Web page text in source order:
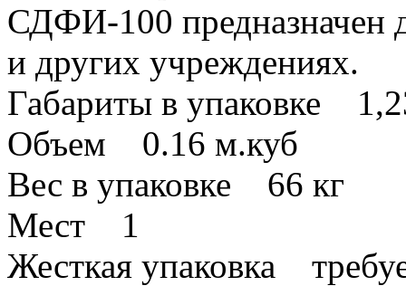
СДФИ-100 предназначен
и других учреждениях.
Габариты в упаковке
Объем 0.16 м.куб
Вес в упаковке 66 кг
Мест 1
Жесткая упаковка